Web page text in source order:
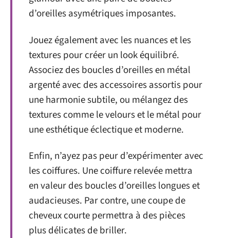
d’oreilles asymétriques imposantes.
Jouez également avec les nuances et les
textures pour créer un look équilibré.
Associez des boucles d’oreilles en métal
argenté avec des accessoires assortis pour
une harmonie subtile, ou mélangez des
textures comme le velours et le métal pour
une esthétique éclectique et moderne.
Enfin, n’ayez pas peur d’expérimenter avec
les coiffures. Une coiffure relevée mettra
en valeur des boucles d’oreilles longues et
audacieuses. Par contre, une coupe de
cheveux courte permettra à des pièces
plus délicates de briller.